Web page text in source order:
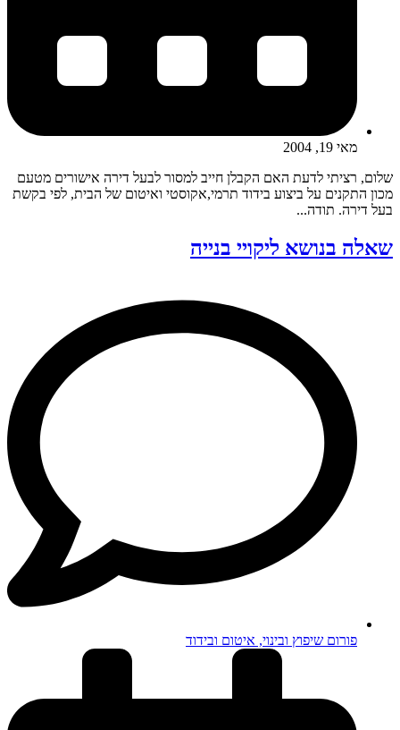
מאי 19, 2004
שלום, רציתי לדעת האם הקבלן חייב למסור לבעל דירה אישורים מטעם
מכון התקנים על ביצוע בידוד תרמי,אקוסטי ואיטום של הבית, לפי בקשת
בעל דירה. תודה...
שאלה בנושא ליקויי בנייה
פורום שיפוץ ובינוי, איטום ובידוד